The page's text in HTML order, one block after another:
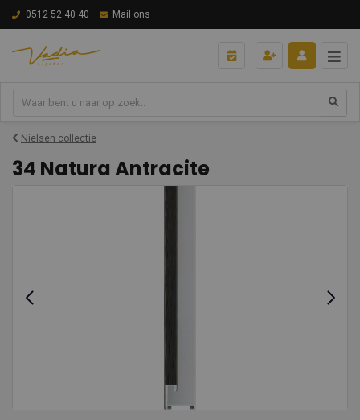
0512 52 40 40 Mail ons
Nielsen collectie
34 Natura Antracite